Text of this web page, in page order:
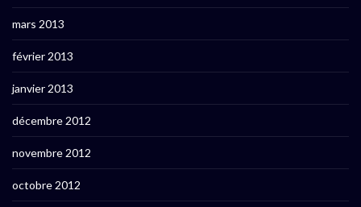
mars 2013
février 2013
janvier 2013
décembre 2012
novembre 2012
octobre 2012